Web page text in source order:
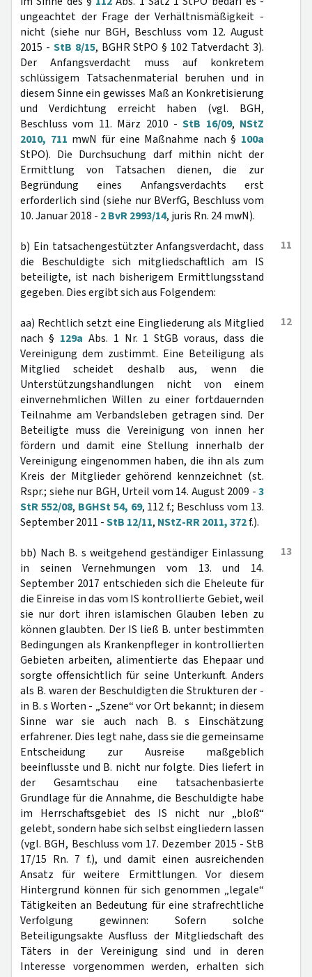
ungeachtet der Frage der Verhältnismäßigkeit -
nicht (siehe nur BGH, Beschluss vom 12. August
2015 - StB 8/15, BGHR StPO § 102 Tatverdacht 3).
Der Anfangsverdacht muss auf konkretem
schlüssigem Tatsachenmaterial beruhen und in
diesem Sinne ein gewisses Maß an Konkretisierung
und Verdichtung erreicht haben (vgl. BGH,
Beschluss vom 11. März 2010 -StB 16/09, NStZ
2010, 711 mwN für eine Maßnahme nach § 100a
StPO). Die Durchsuchung darf mithin nicht der
Ermittlung von Tatsachen dienen, die zur
Begründung eines Anfangsverdachts erst
erforderlich sind (siehe nur BVerfG, Beschluss vom
10. Januar 2018 - 2 BvR 2993/14, juris Rn. 24 mwN).
11
b) Ein tatsachengestützter Anfangsverdacht, dass
die Beschuldigte sich mitgliedschaftlich am IS
beteiligte, ist nach bisherigem Ermittlungsstand
gegeben. Dies ergibt sich aus Folgendem:
12
aa) Rechtlich setzt eine Eingliederung als Mitglied
nach § 129a Abs. 1 Nr. 1 StGB voraus, dass die
Vereinigung dem zustimmt. Eine Beteiligung als
Mitglied scheidet deshalb aus, wenn die
Unterstützungshandlungen nicht von einem
einvernehmlichen Willen zu einer fortdauernden
Teilnahme am Verbandsleben getragen sind. Der
Beteiligte muss die Vereinigung von innen her
fördern und damit eine Stellung innerhalb der
Vereinigung eingenommen haben, die ihn als zum
Kreis der Mitglieder gehörend kennzeichnet (st.
Rspr.; siehe nur BGH, Urteil vom 14. August 2009 -3
StR 552/08, BGHSt 54, 69, 112 f.; Beschluss vom 13.
September 2011 -StB 12/11, NStZ-RR 2011, 372f.).
13
bb) Nach B. s weitgehend geständiger Einlassung
in seinen Vernehmungen vom 13. und 14.
September 2017 entschieden sich die Eheleute für
die Einreise in das vom IS kontrollierte Gebiet, weil
sie nur dort ihren islamischen Glauben leben zu
können glaubten. Der IS ließ B. unter bestimmten
Bedingungen als Krankenpfleger in kontrollierten
Gebieten arbeiten, alimentierte das Ehepaar und
sorgte offensichtlich für seine Unterkunft. Anders
als B. waren der Beschuldigten die Strukturen der -
in B. s Worten - „Szene“ vor Ort bekannt; in diesem
Sinne war sie auch nach B. s Einschätzung
erfahrener. Dies legt nahe, dass sie die gemeinsame
Entscheidung zur Ausreise maßgeblich
beeinflusste und B. nicht nur folgte. Dies liefert in
der Gesamtschau eine tatsachenbasierte
Grundlage für die Annahme, die Beschuldigte habe
im Herrschaftsgebiet des IS nicht nur „bloß“
gelebt, sondern habe sich selbst eingliedern lassen
(vgl. BGH, Beschluss vom 17. Dezember 2015 - StB
17/15 Rn. 7 f.), und damit einen ausreichenden
Ansatz für weitere Ermittlungen. Vor diesem
Hintergrund können für sich genommen „legale“
Tätigkeiten an Bedeutung für eine strafrechtliche
Verfolgung gewinnen: Sofern solche
Beteiligungsakte Ausfluss der Mitgliedschaft des
Täters in der Vereinigung sind und in deren
Interesse vorgenommen werden, erhalten sich